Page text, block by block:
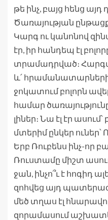
թե ինչ, բայց հենց այդ
Ծառայության
Կարգ ու կանոնով
էր, իր հանդեպ էլ
տրամադրված։
և՛ հրամանատարների
ջոկատում բոլորն
համար
լիներ։ Նա էլ էր
մտերիմ ընկեր
Երբ Ռուբենս ինչ-որ
Ռուստամը միշտ ասում
ջան, ինչո՞ւ է հոգիդ
զոհվեց այդ
մեծ տղաս էլ
զորամասում